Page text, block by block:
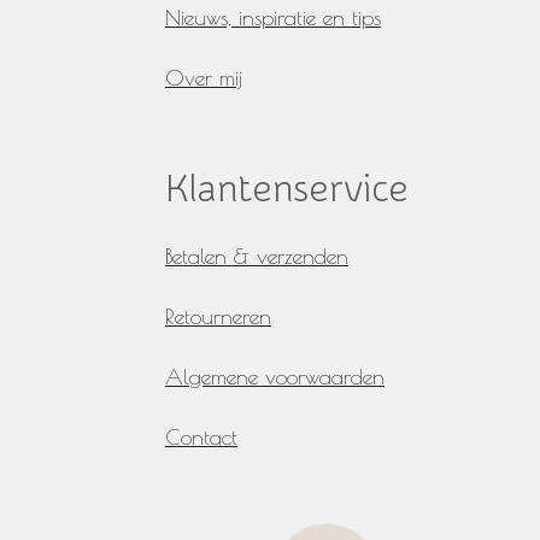
Nieuws, inspiratie en tips
Over mij
Klantenservice
Betalen & verzenden
Retourneren
Algemene voorwaarden
Contact